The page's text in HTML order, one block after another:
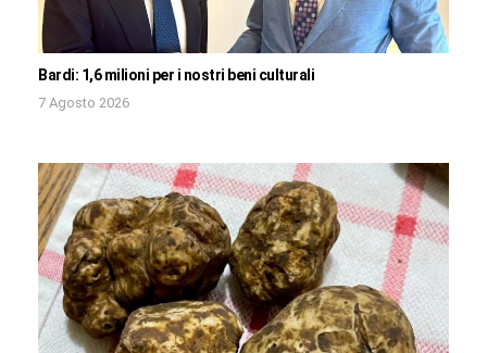
Bardi: 1,6 milioni per i nostri beni culturali
7 Agosto 2026